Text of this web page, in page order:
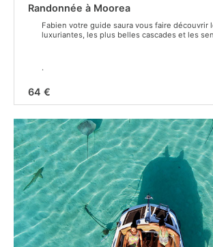
Randonnée à Moorea
Fabien votre guide saura vous faire découvrir
luxuriantes, les plus belles cascades et les
.
64 €